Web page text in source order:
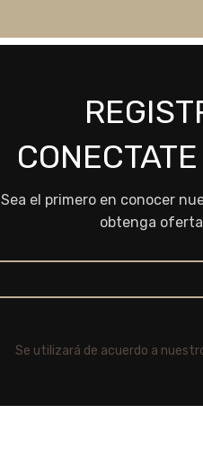
Sea el primero en conocer
obtenga
Se utilizará de acuerdo a
ventas@frvr.com.ar